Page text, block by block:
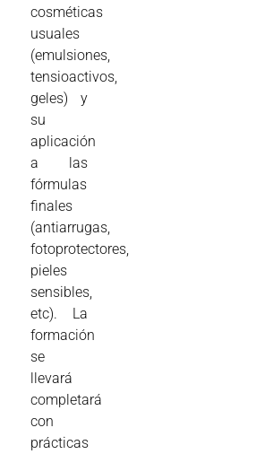
cosméticas
usuales
(emulsiones,
tensioactivos,
geles) y
su
aplicación
a las
fórmulas
finales
(antiarrugas,
fotoprotectores,
pieles
sensibles,
etc). La
formación
se
llevará
completará
con
prácticas